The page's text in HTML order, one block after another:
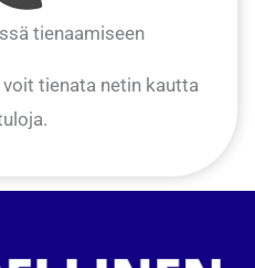
tienaamiseen
tienata netin kautta